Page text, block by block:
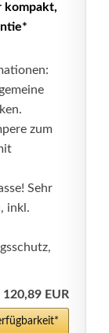
kompakt,
zum
Sehr
inkl.
120,89 EUR